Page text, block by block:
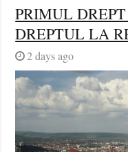
PRIMUL
DREPTUL LA
2 days ago